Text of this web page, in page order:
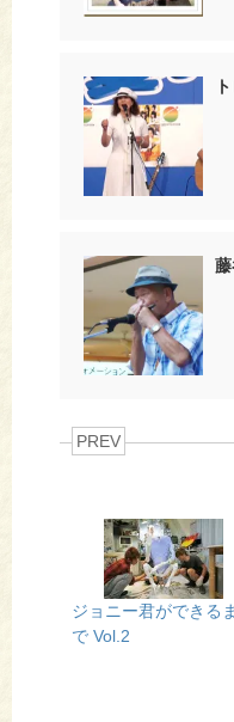
PREV
ジョニー君ができるま
で Vol.2